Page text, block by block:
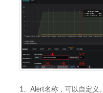
1、Alert名称，可以自定义。